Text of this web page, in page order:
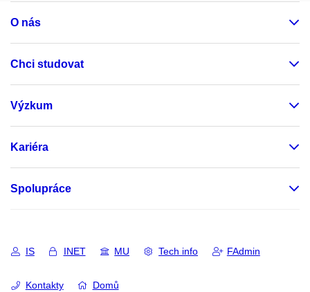
O nás
Chci studovat
Výzkum
Kariéra
Spolupráce
IS INET MU Tech info FAdmin
Kontakty Domů